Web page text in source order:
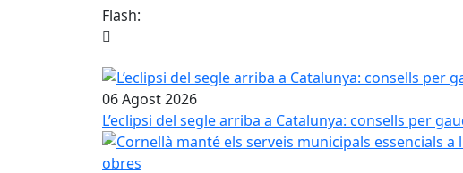
Flash:
06 Agost 2026
L’eclipsi del segle arriba a Catalunya: consells per